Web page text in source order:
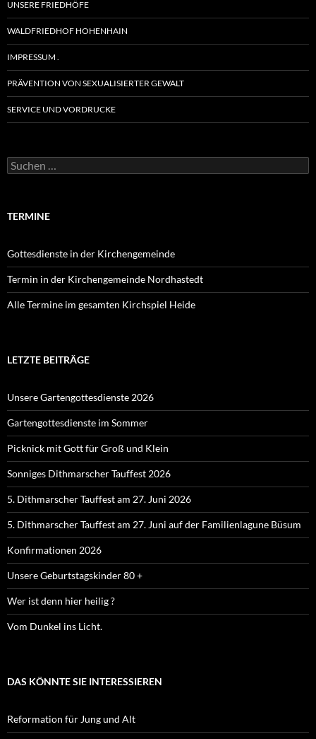
UNSERE FRIEDHÖFE
WALDFRIEDHOF HOHENHAIN
IMPRESSUM .
PRÄVENTION VON SEXUALISIERTER GEWALT
SERVICE UND VORDRUCKE
Suchen
nach:
TERMINE
Gottesdienste in der Kirchengemeinde
Termin in der Kirchengemeinde Nordhastedt
Alle Termine im gesamten Kirchspiel Heide
LETZTE BEITRÄGE
Unsere Gartengottesdienste 2026
Gartengottesdienste im Sommer
Picknick mit Gott für Groß und Klein
Sonniges Dithmarscher Tauffest 2026
5. Dithmarscher Tauffest am 27. Juni 2026
5. Dithmarscher Tauffest am 27. Juni auf der Familienlagune Büsum
Konfirmationen 2026
Unsere Geburtstagskinder 80 +
Wer ist denn hier heilig ?
Vom Dunkel ins Licht.
DAS KÖNNTE SIE INTERESSIEREN
Reformation für Jung und Alt